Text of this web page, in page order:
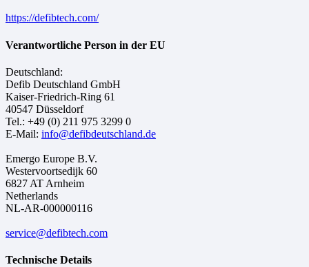
https://defibtech.com/
Verantwortliche Person in der EU
Deutschland:
Defib Deutschland GmbH
Kaiser-Friedrich-Ring 61
40547 Düsseldorf
Tel.: +49 (0) 211 975 3299 0
E-Mail: info@defibdeutschland.de
Emergo Europe B.V.
Westervoortsedijk 60
6827 AT Arnheim
Netherlands
NL-AR-000000116
service@defibtech.com
Technische Details